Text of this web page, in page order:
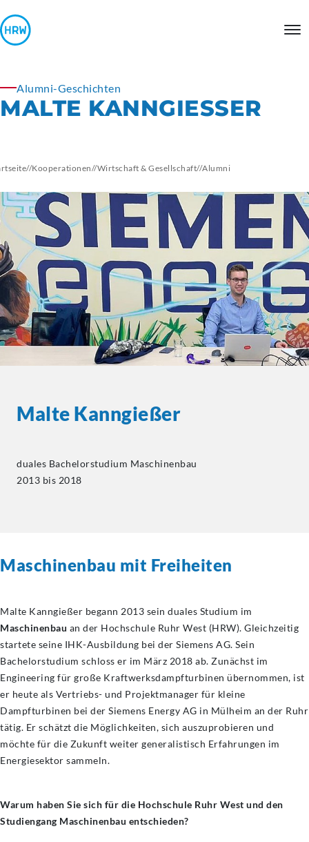
Alumni-Geschichten
MALTE KANNGIESSER
//Kooperationen//Wirtschaft & Gesellschaft//Alumni
Malte Kanngießer
duales Bachelorstudium Maschinenbau
2013 bis 2018
Maschinenbau mit Freiheiten
Malte Kanngießer begann 2013 sein duales Studium im
Maschinenbau an der Hochschule Ruhr West (HRW). Gleichzeitig
startete seine IHK-Ausbildung bei der Siemens AG. Sein
Bachelorstudium schloss er im März 2018 ab. Zunächst im
Engineering für große Kraftwerksdampfturbinen übernommen, ist
er heute als Vertriebs- und Projektmanager für kleine
Dampfturbinen bei der Siemens Energy AG in Mülheim an der Ruhr
tätig. Er schätzt die Möglichkeiten, sich auszuprobieren und
möchte für die Zukunft weiter generalistisch Erfahrungen im
Energiesektor sammeln.
Warum haben Sie sich für die Hochschule Ruhr West und den
Studiengang Maschinenbau entschieden?